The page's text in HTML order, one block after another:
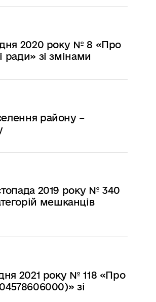
2020 року № 8 «Про
ради» зі змінами
району –
2019 року № 340
мешканців
2021 року № 118 «Про
зі